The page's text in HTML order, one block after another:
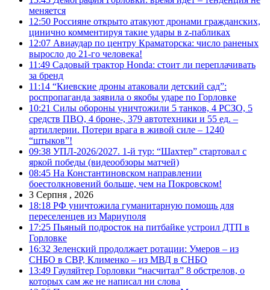
меняется
12:50 Россияне открыто атакуют дронами гражданских,
цинично комментируя такие удары в z-пабликах
12:07 Авиаудар по центру Краматорска: число раненых
выросло до 21-го человека!
11:49 Садовый трактор Honda: стоит ли переплачивать
за бренд
11:14 “Киевские дроны атаковали детский сад”:
роспропаганда заявила о якобы ударе по Горловке
10:21 Силы обороны уничтожили 5 танков, 4 РСЗО, 5
средств ПВО, 4 броне-, 379 автотехники и 55 ед. –
артиллерии. Потери врага в живой силе – 1240
“штыков”!
09:38 УПЛ-2026/2027. 1-й тур: “Шахтер” стартовал с
яркой победы (видеообзоры матчей)
08:45 На Константиновском направлении
боестолкновений больше, чем на Покровском!
3 Серпня , 2026
18:18 РФ уничтожила гуманитарную помощь для
переселенцев из Мариуполя
17:25 Пьяный подросток на питбайке устроил ДТП в
Горловке
16:32 Зеленский продолжает ротации: Умеров – из
СНБО в СВР, Клименко – из МВД в СНБО
13:49 Гауляйтер Горловки “насчитал” 8 обстрелов, о
которых сам же не написал ни слова